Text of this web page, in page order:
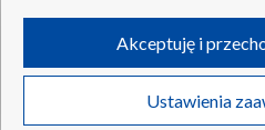
Informacje o nadawcy
Program dla prasy
Ogłoszenie przetargowe
©2026 Telewizja
ruchu w Internecie.
Twoje dane osobowe zbierane podczas
poszczególnych serwisówna Portalu,
Ustawienia
Akceptuję i